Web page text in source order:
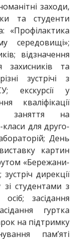
заходи,
та студенти
«Профілактика
середовищі»;
відзначення
та
зустрічі з
екскурсії у
кваліфікації
заняття на
класи для друго-
День
картин
«Бережани-
дирекції
студентами з
засідання
гуртка
на підтримку
пам’яті